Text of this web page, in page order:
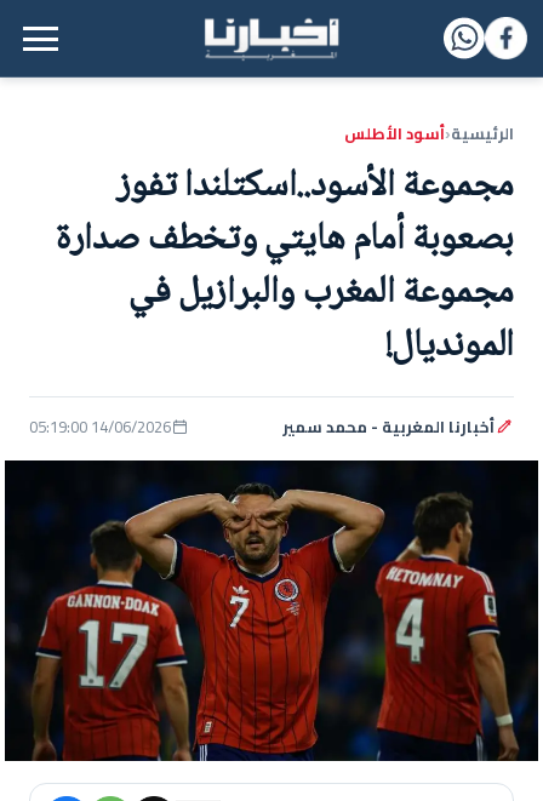
القائمة الرئيسية
الرئيسية‹أسود الأطلس
مجموعة الأسود..اسكتلندا تفوز
بصعوبة أمام هايتي وتخطف صدارة
مجموعة المغرب والبرازيل في
المونديال!
أخبارنا المغربية - محمد سمير 14/06/2026 05:19:00